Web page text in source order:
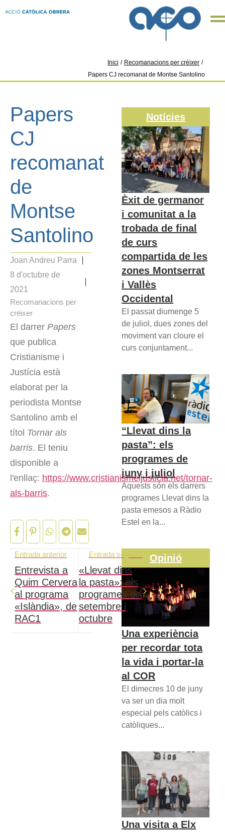
Inici / Recomanacions per créixer /
Papers CJ recomanat de Montse Santolino
Papers
CJ
recomanat
de
Montse
Santolino
Joan Andreu Parra
8 d'octubre de
2021
Recomanacions per
créixer
El darrer Papers
que publica
Cristianisme i
Justícia està
elaborat per la
periodista Montse
Santolino amb el
títol Tornar als
barris. El teniu
disponible a
l'enllaç: https://www.cristianismeijusticia.net/tornar-
als-barris.
Entrada anterior
Entrevista a
Quim Cervera
al programa
«Islàndia», de
RAC1
Entrada següent
«Llevat dins
la pasta»: els
programes de
setembre i
octubre
Notícies
Èxit de germanor
i comunitat a la
trobada de final
de curs
compartida de les
zones Montserrat
i Vallès
Occidental
El passat diumenge 5
de juliol, dues zones del
moviment van cloure el
curs conjuntament...
“Llevat dins la
pasta”: els
programes de
juny i juliol
Aquests són els darrers
programes Llevat dins la
pasta emesos a Ràdio
Estel en la...
Opinió
Una experiència
per recordar tota
la vida i portar-la
al COR
El dimecres 10 de juny
va ser un dia molt
especial pels catòlics i
catòliques...
Una visita a Elx